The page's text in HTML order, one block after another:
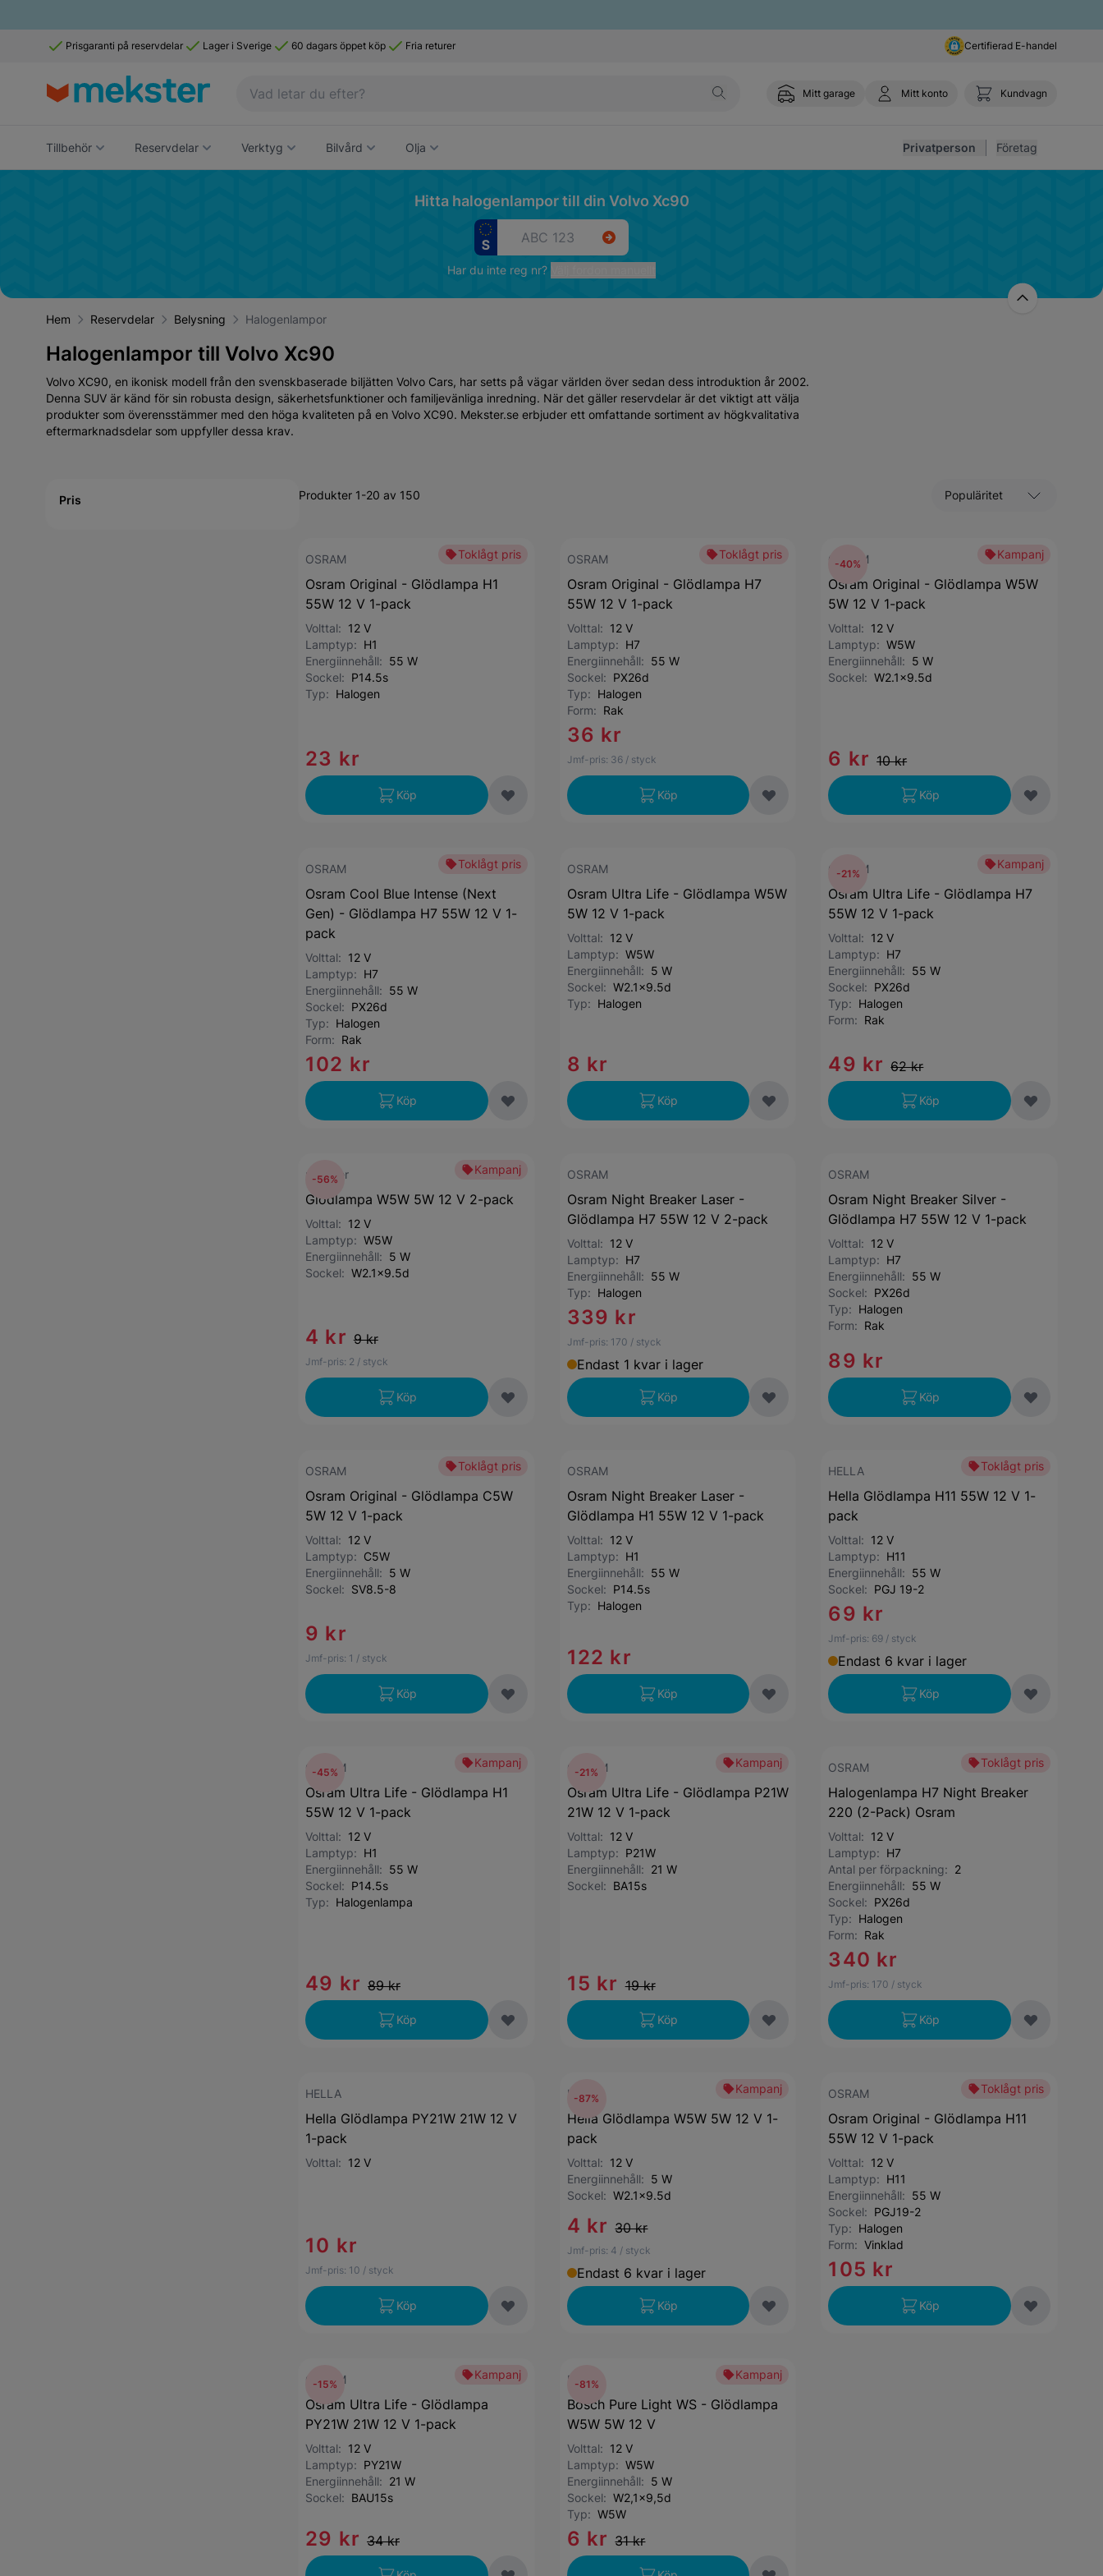
Prisgaranti på reservdelar Lager i Sverige 60 dagars öppet köp Fria returer Certifierad E-handel
Mitt garage Mitt konto Kundvagn
Tillbehör Reservdelar Verktyg Bilvård Olja Privatperson Företag
Hitta halogenlampor till din Volvo Xc90
Har du inte reg nr?
Hem Reservdelar Belysning Halogenlampor
Halogenlampor till Volvo Xc90
Volvo XC90, en ikonisk modell från den svenskbaserade biljätten Volvo Cars, har setts på vägar världen över sedan dess introduktion år 2002.
Denna SUV är känd för sin robusta design, säkerhetsfunktioner och familjevänliga inredning. När det gäller reservdelar är det viktigt att välja
produkter som överensstämmer med den höga kvaliteten på en Volvo XC90. Mekster.se erbjuder ett omfattande sortiment av högkvalitativa
eftermarknadsdelar som uppfyller dessa krav.
Pris
Sortera efter
Produkter 1-20 av 150
Toklågt pris
OSRAM
Osram Original - Glödlampa H1
55W 12 V 1-pack
Volttal: 12 V
Lamptyp: H1
Energiinnehåll: 55 W
Sockel: P14.5s
Typ: Halogen
23 kr
Köp
Toklågt pris
OSRAM
Osram Original - Glödlampa H7
55W 12 V 1-pack
Volttal: 12 V
Lamptyp: H7
Energiinnehåll: 55 W
Sockel: PX26d
Typ: Halogen
Form: Rak
36 kr
Jmf-pris: 36 / styck
Köp
Kampanj
OSRAM
Osram Original - Glödlampa W5W
5W 12 V 1-pack
Volttal: 12 V
Lamptyp:W5W
Energiinnehåll: 5 W
Sockel:W2.1x9.5d
6 kr 10 kr
-40%
Köp
Toklågt pris
OSRAM
Osram Cool Blue Intense (Next
Gen) - Glödlampa H7 55W 12 V 1-
pack
Volttal: 12 V
Lamptyp: H7
Energiinnehåll: 55 W
Sockel: PX26d
Typ: Halogen
Form: Rak
102 kr
Köp
OSRAM
Osram Ultra Life - Glödlampa W5W
5W 12 V 1-pack
Volttal: 12 V
Lamptyp: W5W
Energiinnehåll: 5 W
Sockel: W2.1x9.5d
Typ: Halogen
8 kr
Köp
Kampanj
OSRAM
Osram Ultra Life - Glödlampa H7
55W 12 V 1-pack
Volttal: 12 V
Lamptyp: H7
Energiinnehåll: 55 W
Sockel: PX26d
Typ: Halogen
Form: Rak
49 kr 62 kr
-21%
Köp
Kampanj
mekster
Glödlampa W5W 5W 12 V 2-pack
Volttal: 12 V
Lamptyp: W5W
Energiinnehåll: 5 W
Sockel: W2.1x9.5d
4 kr 9 kr
Jmf-pris: 2 / styck
-56%
Köp
OSRAM
Osram Night Breaker Laser -
Glödlampa H7 55W 12 V 2-pack
Volttal: 12 V
Lamptyp: H7
Energiinnehåll: 55 W
Typ: Halogen
339 kr
Jmf-pris: 170 / styck
Endast 1 kvar i lager
Köp
OSRAM
Osram Night Breaker Silver -
Glödlampa H7 55W 12 V 1-pack
Volttal: 12 V
Lamptyp: H7
Energiinnehåll: 55 W
Sockel: PX26d
Typ: Halogen
Form: Rak
89 kr
Köp
Toklågt pris
OSRAM
Osram Original - Glödlampa C5W
5W 12 V 1-pack
Volttal: 12 V
Lamptyp: C5W
Energiinnehåll: 5 W
Sockel: SV8.5-8
9 kr
Jmf-pris: 1 / styck
Köp
OSRAM
Osram Night Breaker Laser -
Glödlampa H1 55W 12 V 1-pack
Volttal: 12 V
Lamptyp: H1
Energiinnehåll: 55 W
Sockel: P14.5s
Typ: Halogen
122 kr
Köp
Toklågt pris
HELLA
Hella Glödlampa H11 55W 12 V 1-
pack
Volttal: 12 V
Lamptyp: H11
Energiinnehåll: 55 W
Sockel: PGJ 19-2
69 kr
Jmf-pris: 69 / styck
Endast 6 kvar i lager
Köp
Kampanj
OSRAM
Osram Ultra Life - Glödlampa H1
55W 12 V 1-pack
Volttal: 12 V
Lamptyp: H1
Energiinnehåll: 55 W
Sockel: P14.5s
Typ: Halogenlampa
49 kr 89 kr
-45%
Köp
Kampanj
OSRAM
Osram Ultra Life - Glödlampa P21W
21W 12 V 1-pack
Volttal: 12 V
Lamptyp: P21W
Energiinnehåll: 21 W
Sockel: BA15s
15 kr 19 kr
-21%
Köp
Toklågt pris
OSRAM
Halogenlampa H7 Night Breaker
220 (2-Pack) Osram
Volttal: 12 V
Lamptyp: H7
Antal per förpackning: 2
Energiinnehåll: 55 W
Sockel: PX26d
Typ: Halogen
Form: Rak
340 kr
Jmf-pris: 170 / styck
Köp
HELLA
Hella Glödlampa PY21W 21W 12 V
1-pack
Volttal: 12 V
10 kr
Jmf-pris: 10 / styck
Köp
Kampanj
HELLA
Hella Glödlampa W5W 5W 12 V 1-
pack
Volttal: 12 V
Energiinnehåll: 5 W
Sockel: W2.1x9.5d
4 kr 30 kr
Jmf-pris: 4 / styck
-87%
Endast 6 kvar i lager
Köp
Toklågt pris
OSRAM
Osram Original - Glödlampa H11
55W 12 V 1-pack
Volttal: 12 V
Lamptyp: H11
Energiinnehåll: 55 W
Sockel: PGJ19-2
Typ: Halogen
Form:Vinklad
105 kr
Köp
Kampanj
OSRAM
Osram Ultra Life - Glödlampa
PY21W 21W 12 V 1-pack
Volttal: 12 V
Lamptyp: PY21W
Energiinnehåll: 21 W
Sockel: BAU15s
29 kr 34 kr
-15%
Kampanj
Bosch
Bosch Pure Light WS - Glödlampa
W5W 5W 12 V
Volttal: 12 V
Lamptyp: W5W
Energiinnehåll: 5 W
Sockel: W2,1x9,5d
Typ: W5W
6 kr 31 kr
-81%